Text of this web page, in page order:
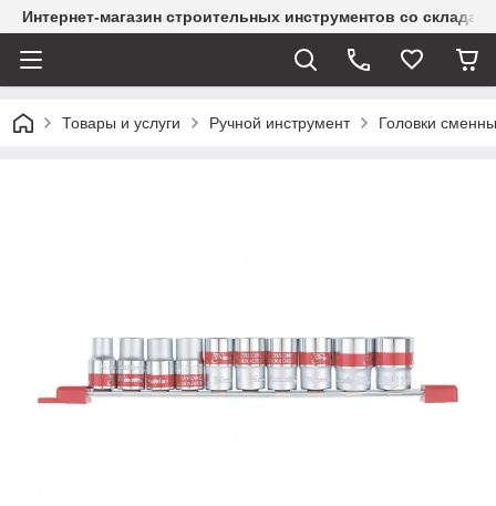
Интернет-магазин строительных инструментов со склада
Товары и услуги Ручной инструмент Головки